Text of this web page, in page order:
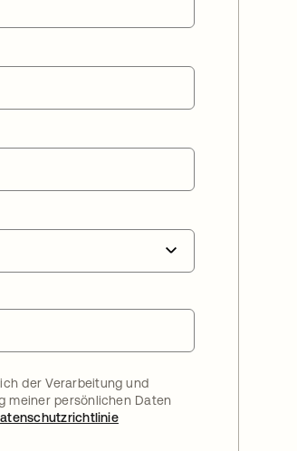
der Verarbeitung und
meiner persönlichen Daten